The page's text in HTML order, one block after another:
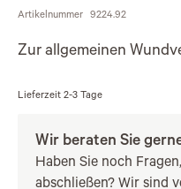
Artikelnummer 9224.92
Zur allgemeinen
Lieferzeit 2-3 Tage
Wir beraten Sie
Haben Sie noch
abschließen? Wir sind